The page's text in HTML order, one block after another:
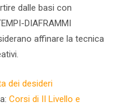
dalle basi con
DIAFRAMMI
affinare la tecnica
dei desideri
Corsi di II Livello e